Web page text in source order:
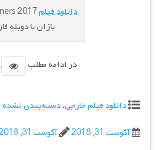
دانلود فیلم
بازان با دوبله
در ادامه مطلب
دانلود فیلم خارجی،دسته‌بندی نشده
آگوست 31, 2018
آگوست 31, 2018